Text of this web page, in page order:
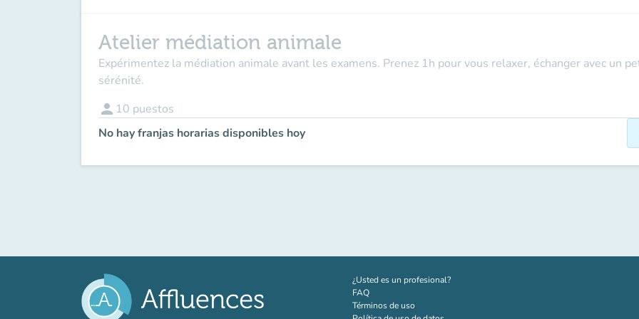
Atelier médiation animale
Expérimentez la médiation animale avant les examens. Prenez 1h pour vous relaxer, échanger avec un
sérénité.
person 10 puestos
No hay franjas horarias disponibles hoy
¿Usted es un profesional?(nueva pestaña)
FAQ
Términos de uso